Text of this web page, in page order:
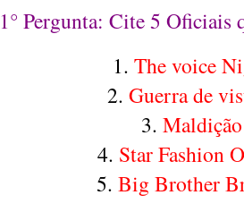
1° Pergunta: Cite 5 Oficiais
1.The voice
2. Guerra de
3.Maldição
4. Star Fashion
5. Big Brother